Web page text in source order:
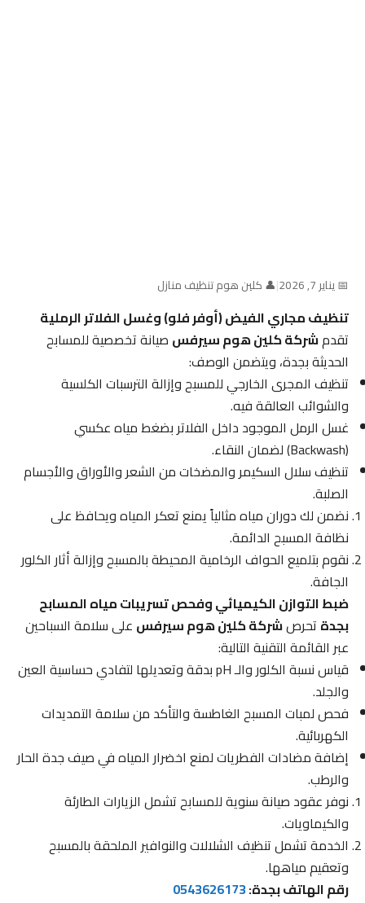
📅 يناير 7, 2026 |👤 كلين هوم تنظيف منازل
تنظيف مجاري الفيض (أوفر فلو) وغسل الفلاتر الرملية
تقدمشركة كلين هوم سيرفسصيانة تخصصية للمسابح
الحديثة بجدة، ويتضمن الوصف:
تنظيف المجرى الخارجي للمسبح وإزالة الترسبات الكلسية
والشوائب العالقة فيه.
غسل الرمل الموجود داخل الفلاتر بضغط مياه عكسي
تنظيف سلال السكيمر والمضخات من الشعر والأوراق والأجسام
الصلبة.
نضمن لك دوران مياه مثالياً يمنع تعكر المياه ويحافظ على
نظافة المسبح الدائمة.
نقوم بتلميع الحواف الرخامية المحيطة بالمسبح وإزالة أثار الكلور
الجافة.
ضبط التوازن الكيميائي وفحص تسريبات مياه المسابح
بجدةتحرصشركة كلين هوم سيرفسعلى سلامة السباحين
عبر القائمة التقنية التالية:
قياس نسبة الكلور والـ pH بدقة وتعديلها لتفادي حساسية العين
والجلد.
فحص لمبات المسبح الغاطسة والتأكد من سلامة التمديدات
الكهربائية.
إضافة مضادات الفطريات لمنع اخضرار المياه في صيف جدة الحار
والرطب.
نوفر عقود صيانة سنوية للمسابح تشمل الزيارات الطارئة
والكيماويات.
الخدمة تشمل تنظيف الشلالات والنوافير الملحقة بالمسبح
وتعقيم مياهها.
رقم الهاتف بجدة:0543626173